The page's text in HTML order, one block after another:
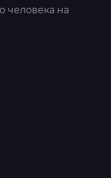
человека на